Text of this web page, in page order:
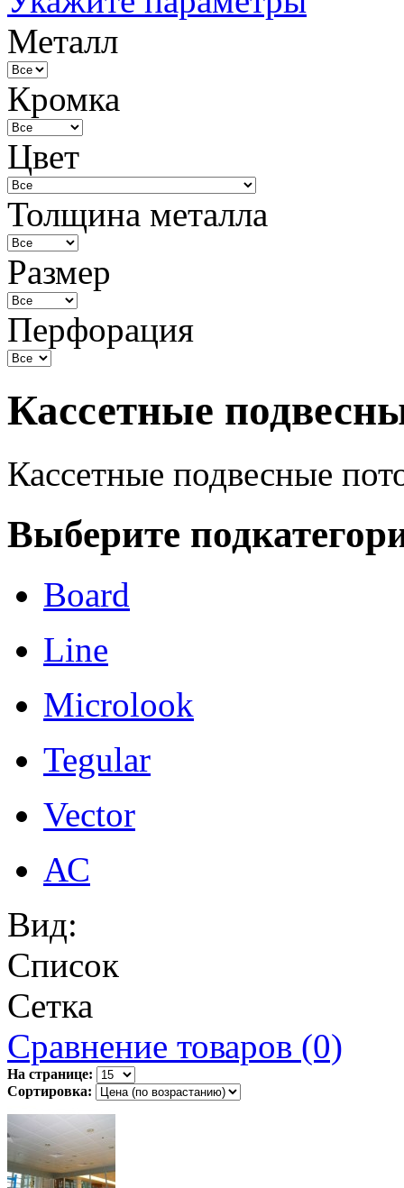
Металл
Кромка
Цвет
Толщина металла
Размер
Перфорация
Кассетные
Кассетные подвесные
Выберите
Board
Line
Microlook
Tegular
Vector
АС
Вид:
Список
Сетка
Сравнение товаров (0)
На странице:
Сортировка: